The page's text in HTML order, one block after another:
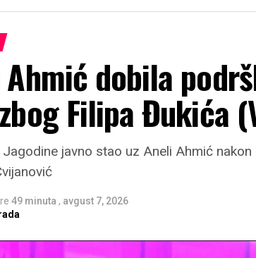
dobila
Filipa Đukića
Jagodine javno stao uz Aneli Ahmić
49 minuta , avgust 7, 2026